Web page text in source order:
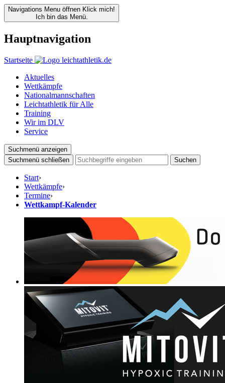
Navigations Menu öffnen Klick mich!
Ich bin das Menü.
Hauptnavigation
Startseite
Aktuelles
Wettkämpfe
Nationalmannschaften
Leichtathletik für Alle
Training
Wir im DLV
Service
Suchmenü anzeigen
Suchmenü schließen
Suchen
Start›
Wettkämpfe›
Termine›
Wettkampf-Kalender